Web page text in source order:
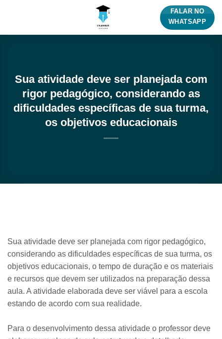
FALAR NO
WHATSAPP
Sua atividade deve ser planejada com
rigor pedagógico, considerando as
dificuldades específicas de sua turma,
os objetivos educacionais
Sua atividade deve ser planejada com rigor pedagógico,
considerando as dificuldades específicas de sua turma, os
objetivos educacionais, o tempo de duração e os materiais
e recursos que devem ser utilizados na preparação dessa
aula. A atividade elaborada deve ser viável para a escola
estando de acordo com sua realidade.
Para o desenvolvimento dessa atividade o professor deve